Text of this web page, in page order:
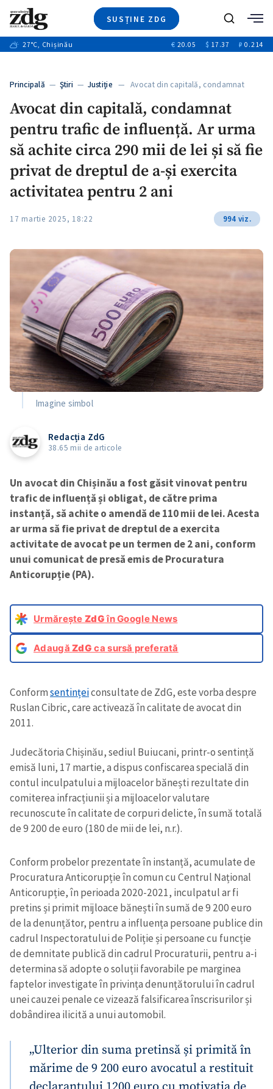
SUSȚINE ZDG
Ştiri
+7
Video
Special
+1
+1
Blog
ZdGust
Caută
27°C, Chișinău € 20.05 $ 17.37 ₽ 0.214
Principală — Ştiri — Justiție— Avocat din capitală, condamnat
Avocat din capitală, condamnat
pentru trafic de influență. Ar urma
să achite circa 290 mii de lei și să fie
privat de dreptul de a-și exercita
activitatea pentru 2 ani
17 martie 2025, 18:22 994 viz.
Imagine simbol
Redacția ZdG
38.65 mii de articole
Un avocat din Chișinău a fost găsit vinovat pentru
trafic de influență și obligat, de către prima
instanță, să achite o amendă de 110 mii de lei. Acesta
ar urma să fie privat de dreptul de a exercita
activitate de avocat pe un termen de 2 ani, conform
unui comunicat de presă emis de Procuratura
Anticorupție (PA).
Urmărește ZdGîn Google News
AdaugăZdG ca sursă preferată
Conformsentințeiconsultate de ZdG, este vorba despre
Ruslan Cibric, care activează în calitate de avocat din
2011.
Judecătoria Chișinău, sediul Buiucani, printr-o sentință
emisă luni, 17 martie, a dispus confiscarea specială din
contul inculpatului a mijloacelor bănești rezultate din
comiterea infracțiunii și a mijloacelor valutare
recunoscute în calitate de corpuri delicte, în sumă totală
de 9 200 de euro (180 de mii de lei, n.r.).
Conform probelor prezentate în instanță, acumulate de
Procuratura Anticorupție în comun cu Centrul Național
Anticorupție, în perioada 2020-2021, inculpatul ar fi
pretins și primit mijloace bănești în sumă de 9 200 euro
de la denunțător, pentru a influența persoane publice din
cadrul Inspectoratului de Poliție și persoane cu funcție
de demnitate publică din cadrul Procuraturii, pentru a-i
determina să adopte o soluții favorabile pe marginea
faptelor investigate în privința denunțătorului în cadrul
unei cauzei penale ce vizează falsificarea înscrisurilor și
dobândirea ilicită a unui automobil.
„Ulterior din suma pretinsă și primită în
mărime de 9 200 euro avocatul a restituit